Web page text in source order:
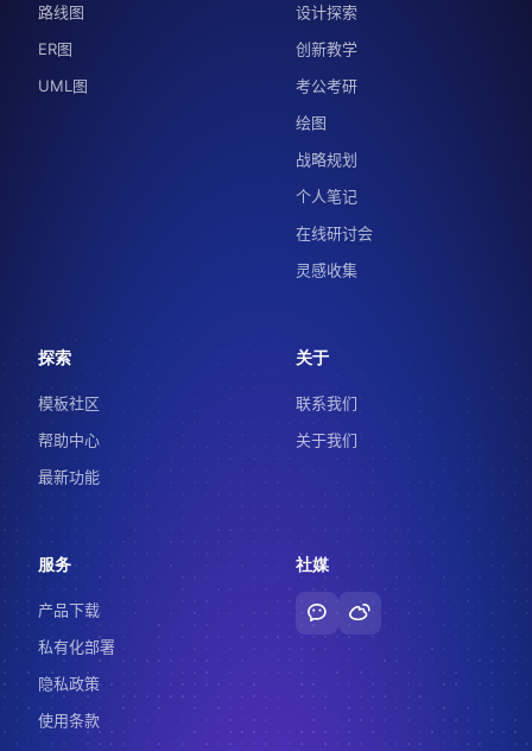
路线图
ER图
UML图
设计探索
创新教学
考公考研
绘图
战略规划
个人笔记
在线研讨会
灵感收集
探索
模板社区
帮助中心
最新功能
关于
联系我们
关于我们
服务
产品下载
私有化部署
隐私政策
使用条款
社媒